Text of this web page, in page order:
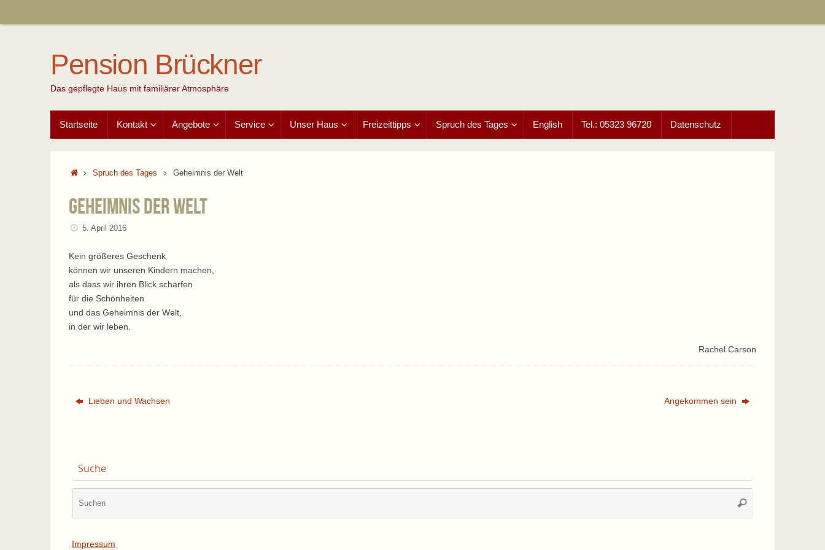
Pension Brückner
Das gepflegte Haus mit familiärer Atmosphäre
Inhalt
springen
Startseite Kontakt Angebote Service Unser Haus Freizeittipps Spruch des Tages English Tel.: 05323 96720 Datenschutz
StartSpruch des Tages Geheimnis der Welt
Geheimnis der Welt
5. April 2016
Kein größeres Geschenk
können wir unseren Kindern machen,
als dass wir ihren Blick schärfen
für die Schönheiten
und das Geheimnis der Welt,
in der wir leben.
Rachel Carson
Lieben und Wachsen Angekommen sein
Suche
Suchen
Impressum